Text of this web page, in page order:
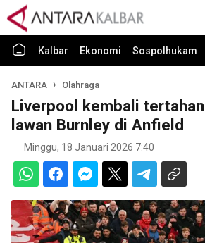
Kalbar Ekonomi Sospolhukam
ANTARA Olahraga
Liverpool kembali
lawan Burnley di Anfield
Minggu, 18 Januari 2026 7:40